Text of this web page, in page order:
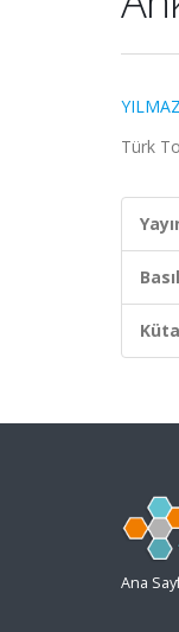
Türk
Ana